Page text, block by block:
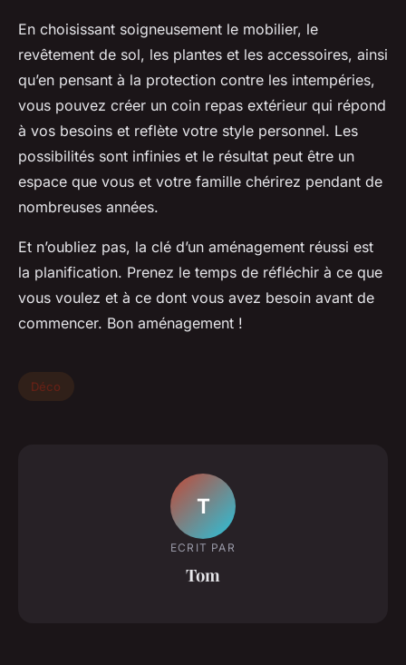
En choisissant soigneusement le mobilier, le
revêtement de sol, les plantes et les accessoires, ainsi
qu’en pensant à la protection contre les intempéries,
vous pouvez créer un coin repas extérieur qui répond
à vos besoins et reflète votre style personnel. Les
possibilités sont infinies et le résultat peut être un
espace que vous et votre famille chérirez pendant de
nombreuses années.
Et n’oubliez pas, la clé d’un aménagement réussi est
la planification. Prenez le temps de réfléchir à ce que
vous voulez et à ce dont vous avez besoin avant de
commencer. Bon aménagement !
Déco
T
ECRIT PAR
Tom